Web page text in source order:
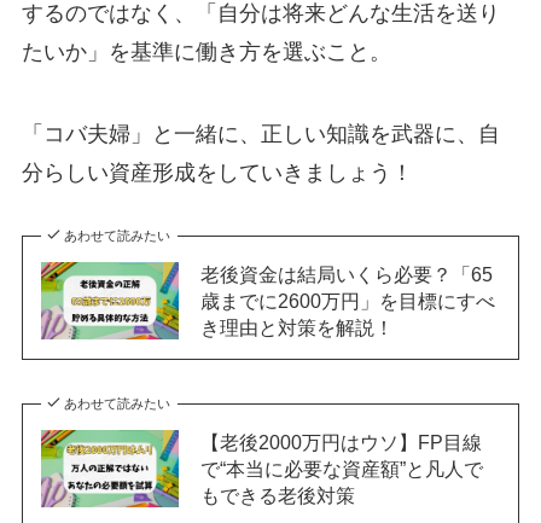
するのではなく、「自分は将来どんな生活を送り
たいか」を基準に働き方を選ぶこと。
「コバ夫婦」と一緒に、正しい知識を武器に、自
分らしい資産形成をしていきましょう！
あわせて読みたい
老後資金は結局いくら必要？「65
歳までに2600万円」を目標にすべ
き理由と対策を解説！
あわせて読みたい
【老後2000万円はウソ】FP目線
で“本当に必要な資産額”と凡人で
もできる老後対策